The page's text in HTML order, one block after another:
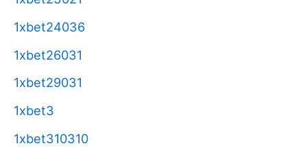
1xbet24036
1xbet26031
1xbet29031
1xbet3
1xbet310310